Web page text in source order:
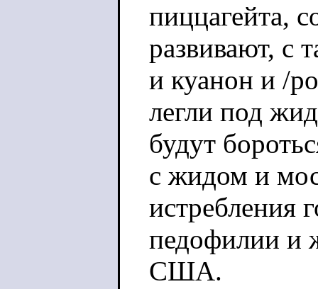
пиццагейта,
развивают, с
и куанон и /
легли под
будут
с жидом и
истребления
педофилии и
США.